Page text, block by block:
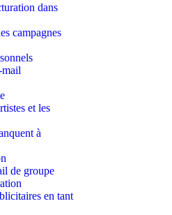
dans
campagnes
et les
à
de groupe
en tant